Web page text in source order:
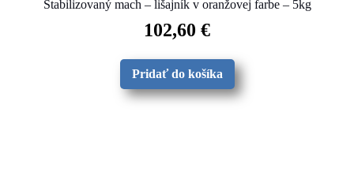
Stabilizovaný mach – lišajník v oranžovej farbe – 5kg
102,60 €
Pridať do košíka